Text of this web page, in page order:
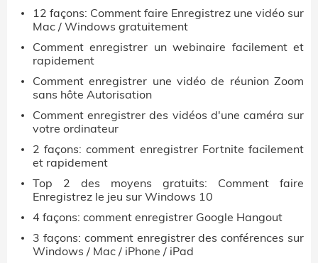
12 façons: Comment faire Enregistrez une vidéo sur
Mac / Windows gratuitement
Comment enregistrer un webinaire facilement et
rapidement
Comment enregistrer une vidéo de réunion Zoom
sans hôte Autorisation
Comment enregistrer des vidéos d'une caméra sur
votre ordinateur
2 façons: comment enregistrer Fortnite facilement
et rapidement
Top 2 des moyens gratuits: Comment faire
Enregistrez le jeu sur Windows 10
4 façons: comment enregistrer Google Hangout
3 façons: comment enregistrer des conférences sur
Windows / Mac / iPhone / iPad